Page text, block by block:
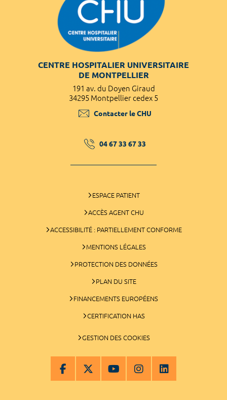
CENTRE HOSPITALIER UNIVERSITAIRE
DE MONTPELLIER
191 av. du Doyen Giraud
34295 Montpellier cedex 5
Contacter le CHU
04 67 33 67 33
ESPACE PATIENT
ACCÈS AGENT CHU
ACCESSIBILITÉ : PARTIELLEMENT CONFORME
MENTIONS LÉGALES
PROTECTION DES DONNÉES
PLAN DU SITE
FINANCEMENTS EUROPÉENS
CERTIFICATION HAS
GESTION DES COOKIES